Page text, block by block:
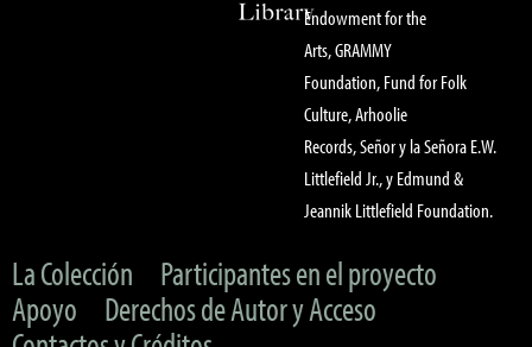
Endowment for the
Arts, GRAMMY
Foundation, Fund for Folk
Culture, Arhoolie
Records, Señor y la Señora E.W.
Littlefield Jr., y Edmund &
Jeannik Littlefield Foundation.
La Colección
Participantes en el proyecto
Apoyo
Derechos de Autor y Acceso